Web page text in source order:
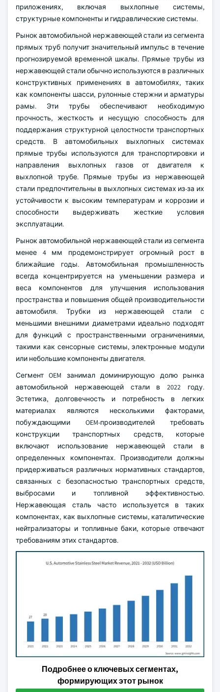
приложениях, включая выхлопные системы,
структурные компоненты и гидравлические системы.
Рынок автомобильной нержавеющей стали из сегмента
прямых труб получит значительный импульс в течение
прогнозируемой временной шкалы. Прямые трубы из
нержавеющей стали обычно используются в различных
конструктивных применениях в автомобилях, таких
как компоненты шасси, рулонные стержни и арматуры
рамы. Эти трубы обеспечивают необходимую
прочность, жесткость и несущую способность для
поддержания структурной целостности транспортных
средств. В автомобильных выхлопных системах
прямые трубы используются для транспортировки и
направления выхлопных газов от двигателя к
выхлопной трубе. Прямые трубы из нержавеющей
стали предпочтительны в выхлопных системах из-за их
устойчивости к высоким температурам и коррозии и
способности выдерживать жесткие условия
эксплуатации.
Рынок автомобильной нержавеющей стали из сегмента
менее 4 мм продемонстрирует огромный рост в
ближайшие годы. Автомобильная промышленность
всегда концентрируется на уменьшении размера и
веса компонентов для улучшения использования
пространства и повышения общей производительности
автомобиля. Трубки из нержавеющей стали с
меньшими внешними диаметрами идеально подходят
для функций с пространственными ограничениями,
такими как сенсорные системы, электронные модули
или небольшие компоненты двигателя.
Сегмент OEM занимал доминирующую долю рынка
автомобильной нержавеющей стали в 2022 году.
Эстетика, долговечность и потребность в легких
материалах являются несколькими факторами,
побуждающими OEM-производителей требовать
конструкции транспортных средств, которые
включают использование нержавеющей стали в
определенных компонентах. Производители должны
придерживаться различных нормативных стандартов,
связанных с безопасностью транспортных средств,
выбросами и топливной эффективностью.
Нержавеющая сталь часто используется в таких
компонентах, как выхлопные системы, каталитические
нейтрализаторы и топливные баки, которые отвечают
требованиям этих стандартов.
Подробнее о ключевых сегментах,
формирующих этот рынок